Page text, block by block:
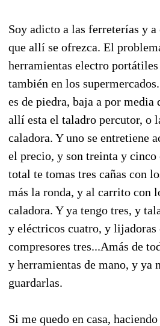
Soy adicto a las ferreterías y
que allí se ofrezca. El
herramientas electro portátiles
también en los
es de piedra, baja a por media
allí esta el taladro percutor, o
caladora. Y uno se entretiene
el precio, y son treinta y cinco
total te tomas tres cañas con
más la ronda, y al carrito con
caladora. Y ya tengo tres, y
y eléctricos cuatro, y lijadoras
compresores tres...Amás de
y herramientas de mano, y ya
guardarlas.
Si me quedo en casa,